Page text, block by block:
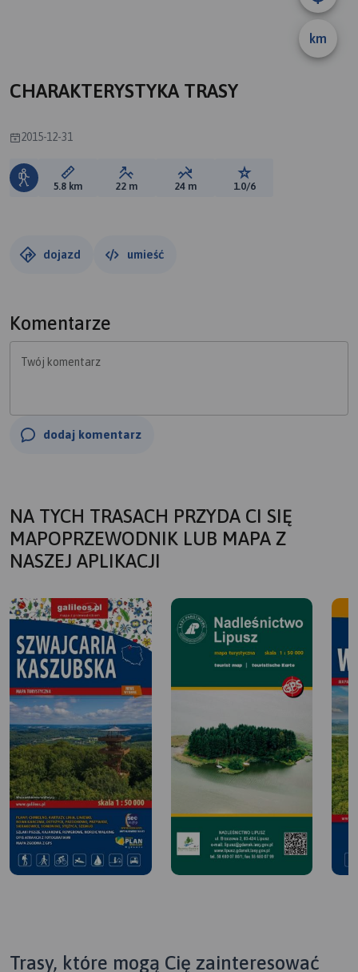
km
CHARAKTERYSTYKA TRASY
2015-12-31
Długość trasy:
5.8 km Suma przewyższeń:
22 m Suma spadków:
24 m Ocena trasy:
1.0/6
dojazd umieść
Komentarze
Twój komentarz
dodaj komentarz
NA TYCH TRASACH PRZYDA CI SIĘ
MAPOPRZEWODNIK LUB MAPA Z
NASZEJ APLIKACJI
Trasy, które mogą Cię zainteresować